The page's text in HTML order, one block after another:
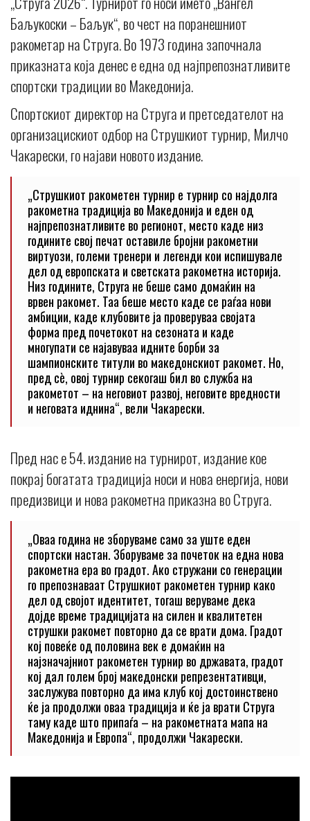
Баљукоски – Баљук“, во чест на поранешниот
ракометар на Струга. Во 1973 година започнала
приказната која денес е една од најпрепознатливите
спортски традиции во Македонија.
Спортскиот директор на Струга и претседателот на
организацискиот одбор на Струшкиот турнир, Милчо
Чакарески, го најави новото издание.
„Струшкиот ракометен турнир е турнир со најдолга
ракометна традиција во Македонија и еден од
најпрепознатливите во регионот, место каде низ
годините свој печат оставиле бројни ракометни
виртуози, големи тренери и легенди кои испишувале
дел од европската и светската ракометна историја.
Низ годините, Струга не беше само домаќин на
врвен ракомет. Таа беше место каде се раѓаа нови
амбиции, каде клубовите ја проверуваа својата
форма пред почетокот на сезоната и каде
многупати се најавуваа идните борби за
шампионските титули во македонскиот ракомет. Но,
пред сè, овој турнир секогаш бил во служба на
ракометот – на неговиот развој, неговите вредности
и неговата иднина“, вели Чакарески.
Пред нас е 54. издание на турнирот, издание кое
покрај богатата традиција носи и нова енергија, нови
предизвици и нова ракометна приказна во Струга.
„Оваа година не зборуваме само за уште еден
спортски настан. Зборуваме за почеток на една нова
ракометна ера во градот. Ако стружани со генерации
го препознаваат Струшкиот ракометен турнир како
дел од својот идентитет, тогаш веруваме дека
дојде време традицијата на силен и квалитетен
струшки ракомет повторно да се врати дома. Градот
кој повеќе од половина век е домаќин на
најзначајниот ракометен турнир во државата, градот
кој дал голем број македонски репрезентативци,
заслужува повторно да има клуб кој достоинствено
ќе ја продолжи оваа традиција и ќе ја врати Струга
таму каде што припаѓа – на ракометната мапа на
Македонија и Европа“, продолжи Чакарески.